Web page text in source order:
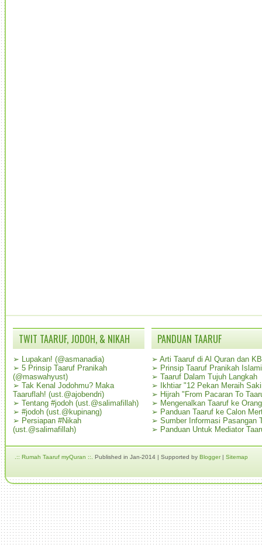
TWIT TAARUF, JODOH, & NIKAH
➢ Lupakan! (@asmanadia)
➢ 5 Prinsip Taaruf Pranikah
(@maswahyust)
➢ Tak Kenal Jodohmu? Maka
Taaruflah! (ust.@ajobendri)
➢ Tentang #jodoh (ust.@salimafillah)
➢ #jodoh (ust.@kupinang)
➢ Persiapan #Nikah
(ust.@salimafillah)
PANDUAN TAARUF
➢ Arti Taaruf di Al Quran dan
➢ Prinsip Taaruf Pranikah Islami
➢ Taaruf Dalam Tujuh Langkah
➢
Ikhtiar "12 Pekan Meraih
➢ Hijrah "From Pacaran To
➢ Mengenalkan Taaruf ke
➢ Panduan Taaruf ke Calon
➢ Sumber Informasi Pasangan
➢ Panduan Untuk Mediator
.:: Rumah Taaruf myQuran ::. Published in Jan-2014 | Supported by Blogger| Sitemap